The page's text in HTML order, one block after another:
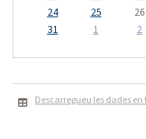
24
25 26
31
1 2
Descarregueu les dades